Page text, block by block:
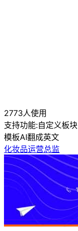
2773人使用
支持功能:自定义板块
模板AI翻成英文
化妆品运营总监